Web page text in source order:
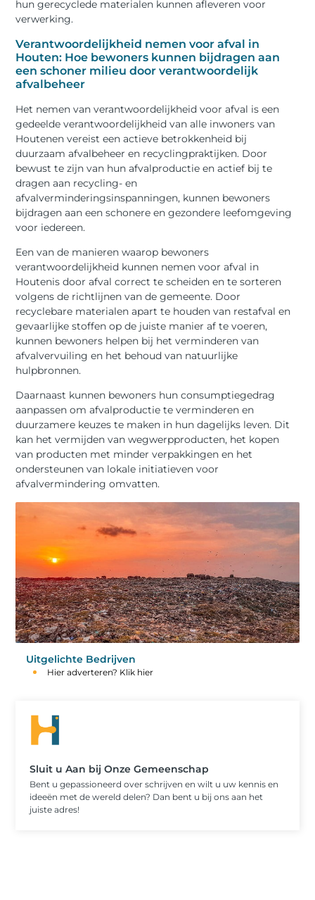
hun gerecyclede materialen kunnen afleveren voor
verwerking.
Verantwoordelijkheid nemen voor afval in
Houten: Hoe bewoners kunnen bijdragen aan
een schoner milieu door verantwoordelijk
afvalbeheer
Het nemen van verantwoordelijkheid voor afval is een
gedeelde verantwoordelijkheid van alle inwoners van
Houtenen vereist een actieve betrokkenheid bij
duurzaam afvalbeheer en recyclingpraktijken. Door
bewust te zijn van hun afvalproductie en actief bij te
dragen aan recycling- en
afvalverminderingsinspanningen, kunnen bewoners
bijdragen aan een schonere en gezondere leefomgeving
voor iedereen.
Een van de manieren waarop bewoners
verantwoordelijkheid kunnen nemen voor afval in
Houtenis door afval correct te scheiden en te sorteren
volgens de richtlijnen van de gemeente. Door
recyclebare materialen apart te houden van restafval en
gevaarlijke stoffen op de juiste manier af te voeren,
kunnen bewoners helpen bij het verminderen van
afvalvervuiling en het behoud van natuurlijke
hulpbronnen.
Daarnaast kunnen bewoners hun consumptiegedrag
aanpassen om afvalproductie te verminderen en
duurzamere keuzes te maken in hun dagelijks leven. Dit
kan het vermijden van wegwerpproducten, het kopen
van producten met minder verpakkingen en het
ondersteunen van lokale initiatieven voor
afvalvermindering omvatten.
Uitgelichte Bedrijven
Hier adverteren? Klik hier
Sluit u Aan bij Onze Gemeenschap
Bent u gepassioneerd over schrijven en wilt u uw kennis en
ideeën met de wereld delen? Dan bent u bij ons aan het
juiste adres!